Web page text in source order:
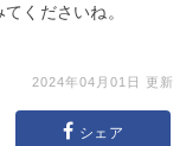
くださいね。
2024年04月01日 更新
シェア